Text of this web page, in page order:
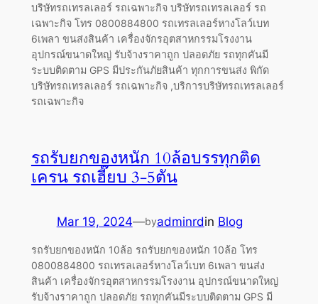
บริษัทรถเทรลเลอร์ รถเฉพาะกิจ บริษัทรถเทรลเลอร์ รถ
เฉพาะกิจ โทร 0800884800 รถเทรลเลอร์หางโลว์เบท
6เพลา ขนส่งสินค้า เครื่องจักรอุตสาหกรรมโรงงาน
อุปกรณ์ขนาดใหญ่ รับจ้างราคาถูก ปลอดภัย รถทุกคันมี
ระบบติดตาม GPS มีประกันภัยสินค้า ทุกการขนส่ง พิกัด
บริษัทรถเทรลเลอร์ รถเฉพาะกิจ ,บริการบริษัทรถเทรลเลอร์
รถเฉพาะกิจ
รถรับยกของหนัก 10ล้อบรรทุกติด
เครน รถเฮี๊ยบ 3-5ตัน
Mar 19, 2024—byadminrdin Blog
รถรับยกของหนัก 10ล้อ รถรับยกของหนัก 10ล้อ โทร
0800884800 รถเทรลเลอร์หางโลว์เบท 6เพลา ขนส่ง
สินค้า เครื่องจักรอุตสาหกรรมโรงงาน อุปกรณ์ขนาดใหญ่
รับจ้างราคาถูก ปลอดภัย รถทุกคันมีระบบติดตาม GPS มี